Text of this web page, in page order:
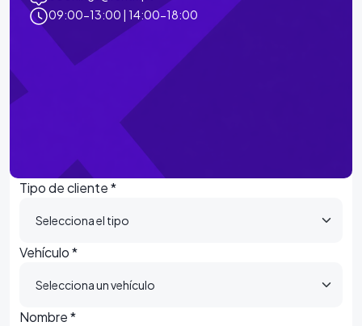
09:00-13:00 | 14:00-18:00
Tipo de cliente *
Vehículo *
Nombre *